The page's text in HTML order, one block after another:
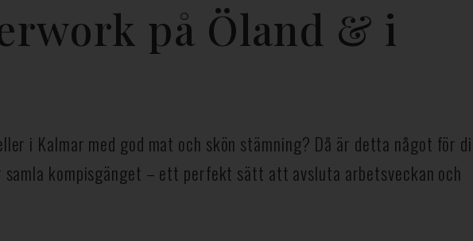
på Öland & i
i Kalmar med god mat och skön stämning? Då är detta något för
kompisgänget – ett perfekt sätt att avsluta arbetsveckan och